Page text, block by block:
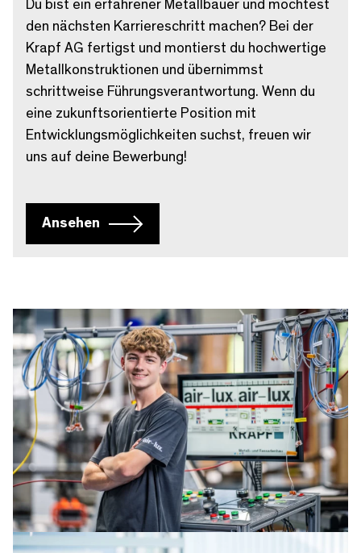
Du bist ein erfahrener Metallbauer und möchtest
den nächsten Karriereschritt machen? Bei der
Krapf AG fertigst und montierst du hochwertige
Metallkonstruktionen und übernimmst
schrittweise Führungsverantwortung. Wenn du
eine zukunftsorientierte Position mit
Entwicklungsmöglichkeiten suchst, freuen wir
uns auf deine Bewerbung!
Ansehen